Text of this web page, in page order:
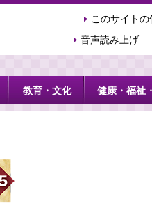
このサイトの
音声読み上げ
教育・文化 健康・福祉